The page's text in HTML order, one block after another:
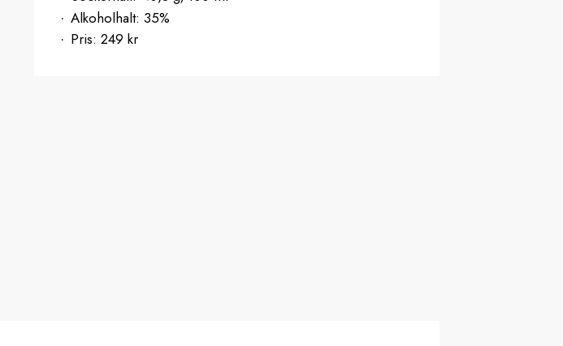
Alkoholhalt: 35%
Pris: 249 kr